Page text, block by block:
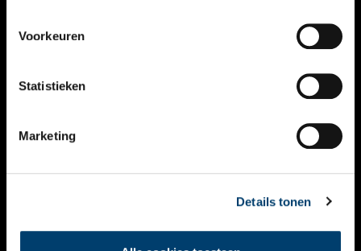
Voorkeuren
Statistieken
Marketing
Details tonen
KALENDER
THEMA’S
VIDEO’S
CONTACT